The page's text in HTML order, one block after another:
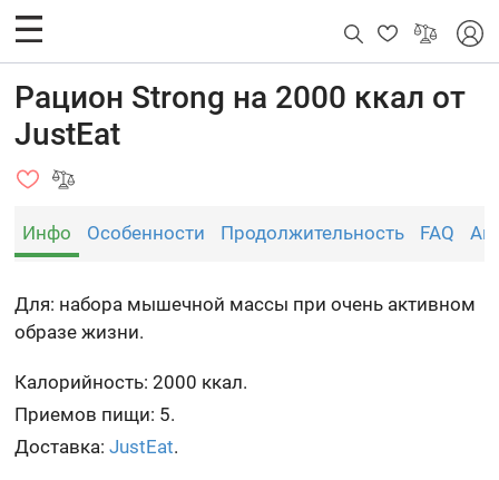
Рацион Strong на 2000 ккал от
JustEat
Инфо Особенности Продолжительность FAQ
Для: набора мышечной массы при очень активном
образе жизни.
Калорийность: 2000 ккал.
Приемов пищи: 5.
Доставка:JustEat.